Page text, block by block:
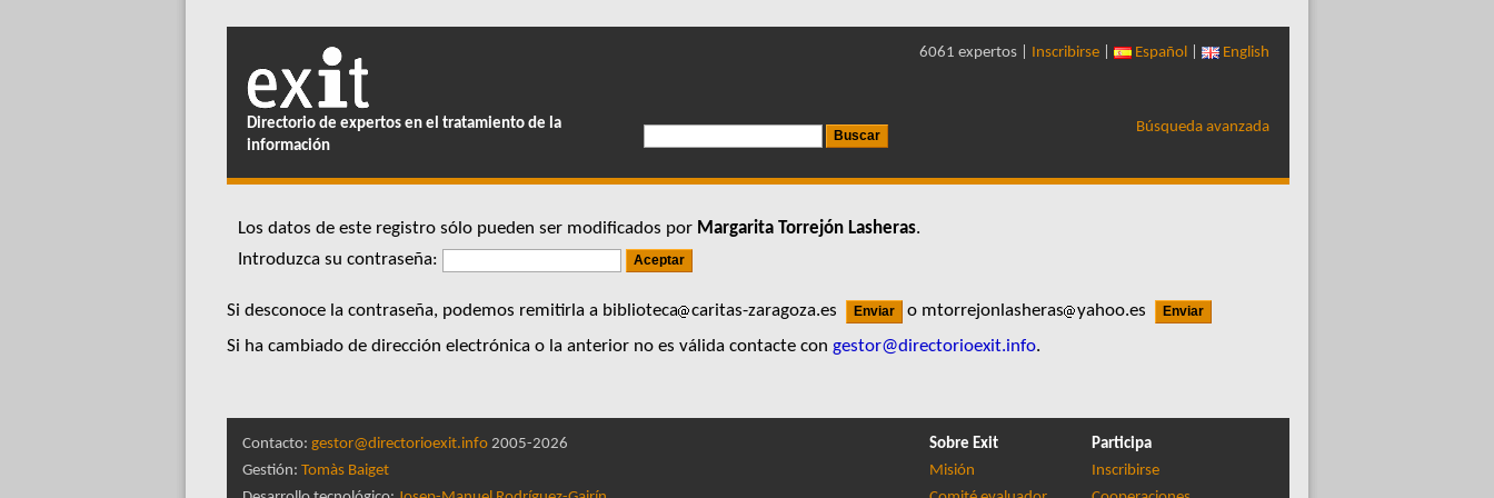
Directorio de expertos en el tratamiento de la
información
6061 expertos | Inscribirse Español English
Búsqueda avanzada
Los datos de este registro sólo pueden ser modificados por Margarita Torrejón Lasheras.
Introduzca su contraseña:
Si desconoce la contraseña, podemos remitirla a biblioteca caritas-zaragoza.es o mtorrejonlasheras
yahoo.es
Si ha cambiado de dirección electrónica o la anterior no es válida contacte con gestor@directorioexit.info.
Contacto: gestor@directorioexit.info 2005-2026
Gestión: Tomàs Baiget
Sobre Exit
Misión
Participa
Inscribirse